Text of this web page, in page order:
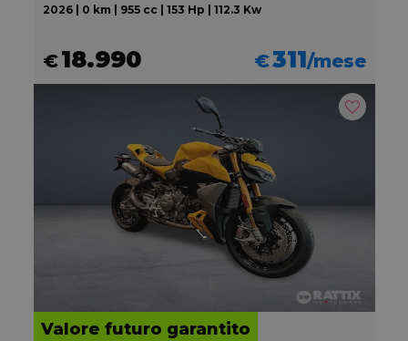
2026 | 0 km | 955 cc | 153 Hp | 112.3 Kw
€18.990 €311/mese
Valore futuro garantito